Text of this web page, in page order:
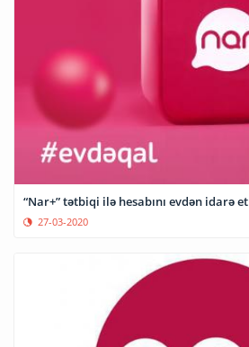
“Nar+” tətbiqi ilə hesabını evdən idarə et
27-03-2020